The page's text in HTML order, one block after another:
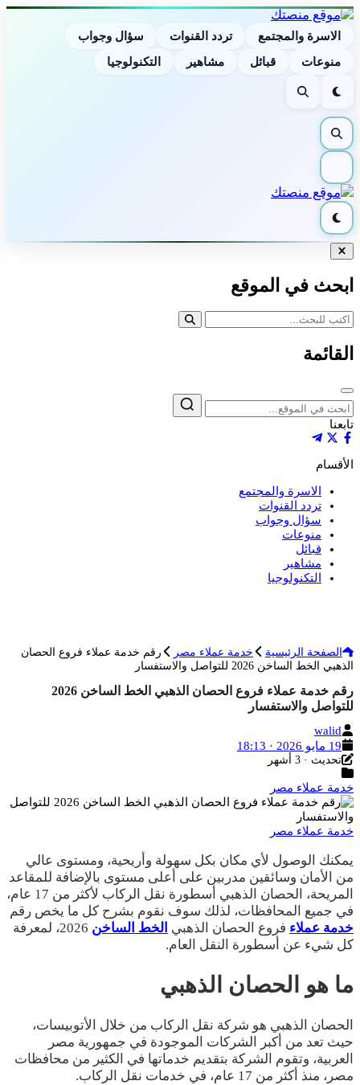
الاسرة والمجتمع تردد القنوات
سؤال وجواب
منوعات
قبائل مشاهير التكنولوجيا
الوضع
بحث
بحث
القائمة
الوضع
الليلي
إغلاق
ابحث في الموقع
القائمة
إغلاق
بحث
تابعنا
الأقسام
الاسرة والمجتمع
تردد القنوات
سؤال وجواب
منوعات
قبائل
مشاهير
التكنولوجيا
الصفحة الرئيسية خدمة عملاء مصر
رقم خدمة عملاء فروع الحصان
الذهبي الخط الساخن 2026 للتواصل والاستفسار
رقم خدمة عملاء فروع الحصان الذهبي الخط الساخن 2026
للتواصل والاستفسار
الكاتب
walid
تاريخ
النشر
19 مايو 2026 · 18:13
آخر
تحديث · 3 أشهر
خدمة عملاء مصر
خدمة عملاء مصر
يمكنك الوصول لأي مكان بكل سهولة وأريحية، ومستوى عالي
من الأمان وسائقين مدربين على أعلى مستوى بالإضافة للمقاعد
المريحة، الحصان الذهبي أسطورة نقل الركاب لأكثر من 17 عام،
في جميع المحافظات، لذلك سوف نقوم بشرح كل ما يخص رقم
خدمة عملاء فروع الحصان الذهبي الخط الساخن
2026، لمعرفة
كل شيء عن أسطورة النقل العام.
ما هو الحصان الذهبي
الحصان الذهبي هو شركة نقل الركاب من خلال الأتوبيسات،
حيث تعد من أكبر الشركات الموجودة في جمهورية مصر
العربية، وتقوم الشركة بتقديم خدماتها في الكثير من محافظات
مصر، منذ أكثر من 17 عام، في خدمات نقل الركاب.